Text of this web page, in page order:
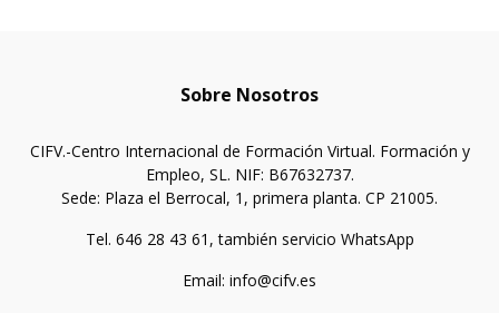
Sobre Nosotros
CIFV.-Centro Internacional de Formación Virtual. Formación y
Empleo, SL. NIF: B67632737.
Sede: Plaza el Berrocal, 1, primera planta. CP 21005.
Tel. 646 28 43 61, también servicio WhatsApp
Email: info@cifv.es